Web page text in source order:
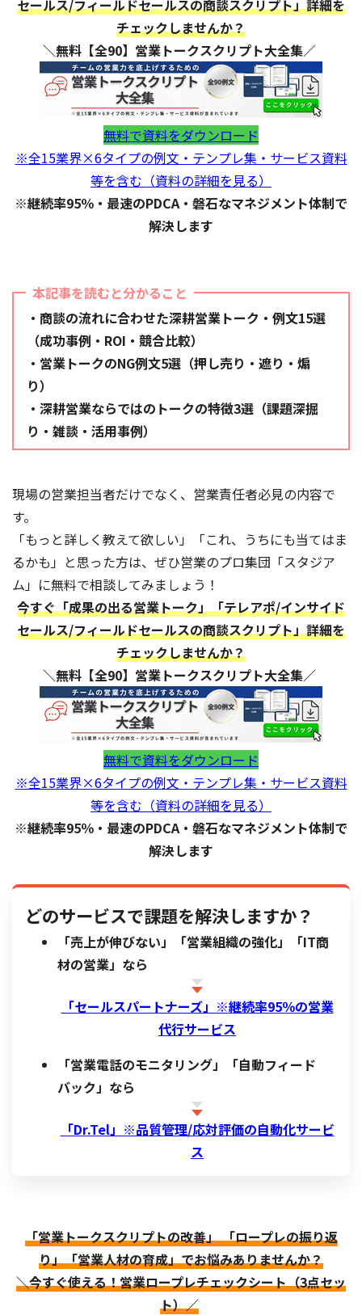
セールス/フィールドセールスの商談スクリプト」詳細を
チェックしませんか？
＼無料【全90】営業トークスクリプト大全集／
無料で資料をダウンロード
※全15業界×6タイプの例文・テンプレ集・サービス資料
等を含む（資料の詳細を見る）
※継続率95％・最速のPDCA・磐石なマネジメント体制で
解決します
本記事を読むと分かること
・商談の流れに合わせた深耕営業トーク・例文15選
（成功事例・ROI・競合比較）
・営業トークのNG例文5選（押し売り・遮り・煽
り）
・深耕営業ならではのトークの特徴3選（課題深掘
り・雑談・活用事例）
現場の営業担当者だけでなく、営業責任者必見の内容で
す。
「もっと詳しく教えて欲しい」「これ、うちにも当てはま
るかも」と思った方は、ぜひ営業のプロ集団「スタジア
ム」に無料で相談してみましょう！
今すぐ「成果の出る営業トーク」「テレアポ/インサイド
セールス/フィールドセールスの商談スクリプト」詳細を
チェックしませんか？
＼無料【全90】営業トークスクリプト大全集／
無料で資料をダウンロード
※全15業界×6タイプの例文・テンプレ集・サービス資料
等を含む（資料の詳細を見る）
※継続率95％・最速のPDCA・磐石なマネジメント体制で
解決します
どのサービスで課題を解決しますか？
「売上が伸びない」「営業組織の強化」「IT商
材の営業」なら
「セールスパートナーズ」※継続率95％の営業
代行サービス
「営業電話のモニタリング」「自動フィード
バック」なら
「Dr.Tel」※品質管理/応対評価の自動化サービ
ス
「営業トークスクリプトの改善」 「ロープレの振り返
り」「営業人材の育成」でお悩みありませんか？
＼今すぐ使える！営業ロープレチェックシート（3点セッ
ト）／